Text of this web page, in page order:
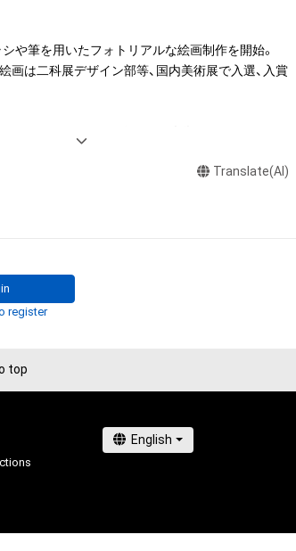
。
有する方、著作隣接権の権利者またはその管理委託
前の同意なしに、上記の「本アイテムの保有者が有
た行為、知的財産権を侵害するおそれのある行為
)を行うことはできません。
利用など、作成者が不適切であると判断した場合、
者は、何らの法的責任も負わないものとします。
問い合わせ先
や筆を用いたフォトリアルな絵画制作を開始。
画は二科展デザイン部等、国内美術展で入選、入賞
のは抽象的な形状の内部に光線や球体等のオブジ
を演出するデジタル画像になります。
3DCGソフトで描写した美少女や実写の風景、動植
（MAF展） 入選
術展 (デザイン部) 入選
Translate(AI)
register
top